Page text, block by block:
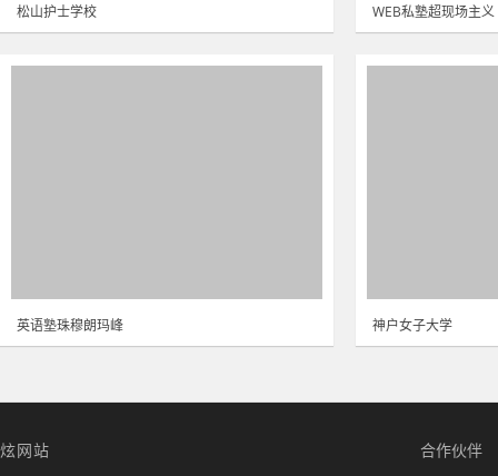
松山护士学校 WEB私塾超现场主义
英语塾珠穆朗玛峰 神户女子大学
炫网站 合作伙伴